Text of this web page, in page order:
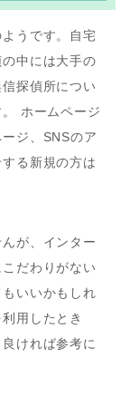
うです。自宅
中には大手の
探偵所につい
ホームページ
ジ、SNSのア
る新規の方は
が、インター
だわりがない
いいかもしれ
用したとき
ければ参考に